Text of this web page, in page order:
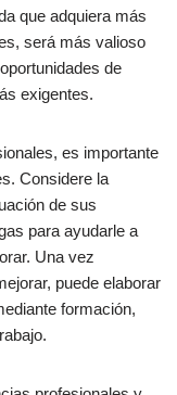
que adquiera más
será más valioso
de
exigentes.
es importante
Considere la
de sus
para ayudarle a
Una vez
puede elaborar
formación,